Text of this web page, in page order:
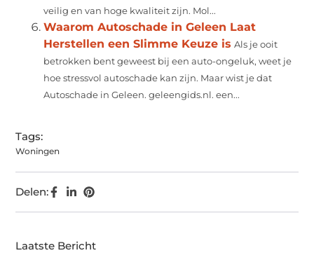
veilig en van hoge kwaliteit zijn. Mol...
Waarom Autoschade in Geleen Laat
Herstellen een Slimme Keuze is Als je ooit
betrokken bent geweest bij een auto-ongeluk, weet je
hoe stressvol autoschade kan zijn. Maar wist je dat
Autoschade in Geleen. geleengids.nl. een...
Tags:
Woningen
Delen:
Laatste Bericht